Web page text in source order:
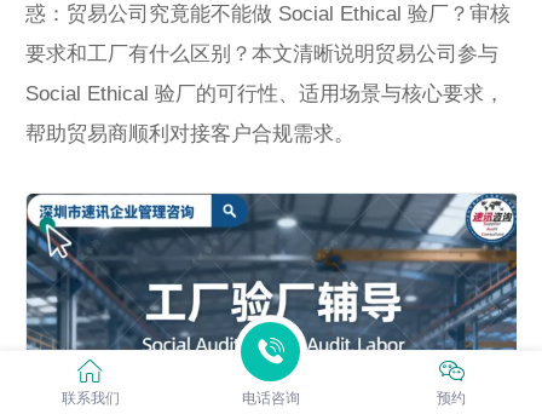
惑：贸易公司究竟能不能做 Social Ethical 验厂？审核
要求和工厂有什么区别？本文清晰说明贸易公司参与
Social Ethical 验厂的可行性、适用场景与核心要求，
帮助贸易商顺利对接客户合规需求。
联系我们 电话咨询 预约